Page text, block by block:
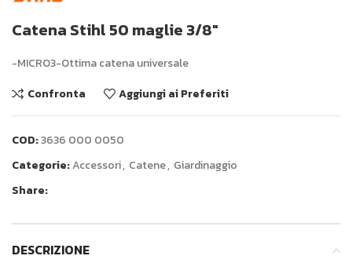
Catena Stihl 50 maglie 3/8″
-MICRO3-Ottima catena universale
Confronta
Aggiungi ai Preferiti
COD:3636 000 0050
Categorie:Accessori, Catene, Giardinaggio
Share:
DESCRIZIONE